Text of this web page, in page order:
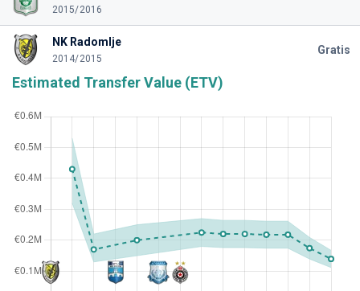
2015/2016
NK Radomlje
2014/2015
Gratis
Estimated Transfer Value (ETV)